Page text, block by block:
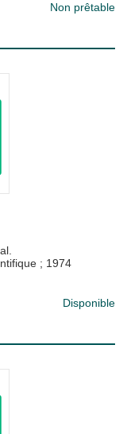
Non prêtable
; 1974
Disponible